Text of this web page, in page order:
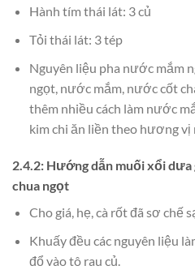
Hành tím thái lát: 3 củ
Tỏi thái lát: 3 tép
Nguyên liệu pha nước mắm
ngọt, nước mắm, nước cốt
thêm nhiều cách làm nước
kim chi ăn liền theo hương vị
2.4.2: Hướng dẫn muối xổi dưa
chua ngọt
Cho giá, hẹ, cà rốt đã sơ chế
Khuấy đều các nguyên liệu
đổ vào tô rau củ.